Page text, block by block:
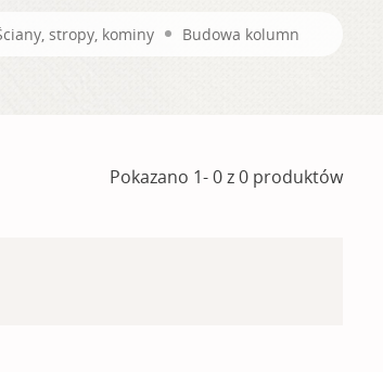
stropy, kominy Budowa kolumn
Pokazano 1- 0 z 0 produktów